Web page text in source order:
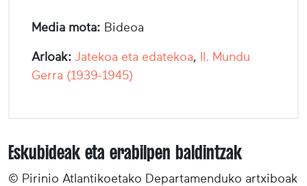
Media mota: Bideoa
Arloak: Jatekoa eta edatekoa, II. Mundu
Gerra (1939-1945)
Eskubideak eta erabilpen baldintzak
© Pirinio Atlantikoetako Departamenduko artxiboak